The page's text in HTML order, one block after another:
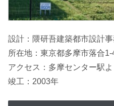
設計：隈研吾建築都市設計
所在地：東京都多摩市落合1-
アクセス：多摩センター駅
竣工：2003年